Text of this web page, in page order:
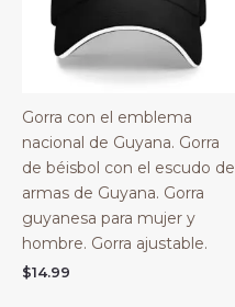
Gorra con el emblema
nacional de Guyana. Gorra
de béisbol con el escudo de
armas de Guyana. Gorra
guyanesa para mujer y
hombre. Gorra ajustable.
$14.99